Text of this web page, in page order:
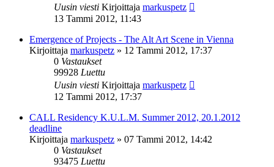
Uusin viesti Kirjoittaja markuspetz
13 Tammi 2012, 11:43
Emergence of Projects - The Alt Art Scene in Vienna
Kirjoittaja markuspetz » 12 Tammi 2012, 17:37
0 Vastaukset
99928 Luettu
Uusin viesti Kirjoittaja markuspetz
12 Tammi 2012, 17:37
CALL Residency K.U.L.M. Summer 2012, 20.1.2012
deadline
Kirjoittaja markuspetz » 07 Tammi 2012, 14:42
0 Vastaukset
93475 Luettu